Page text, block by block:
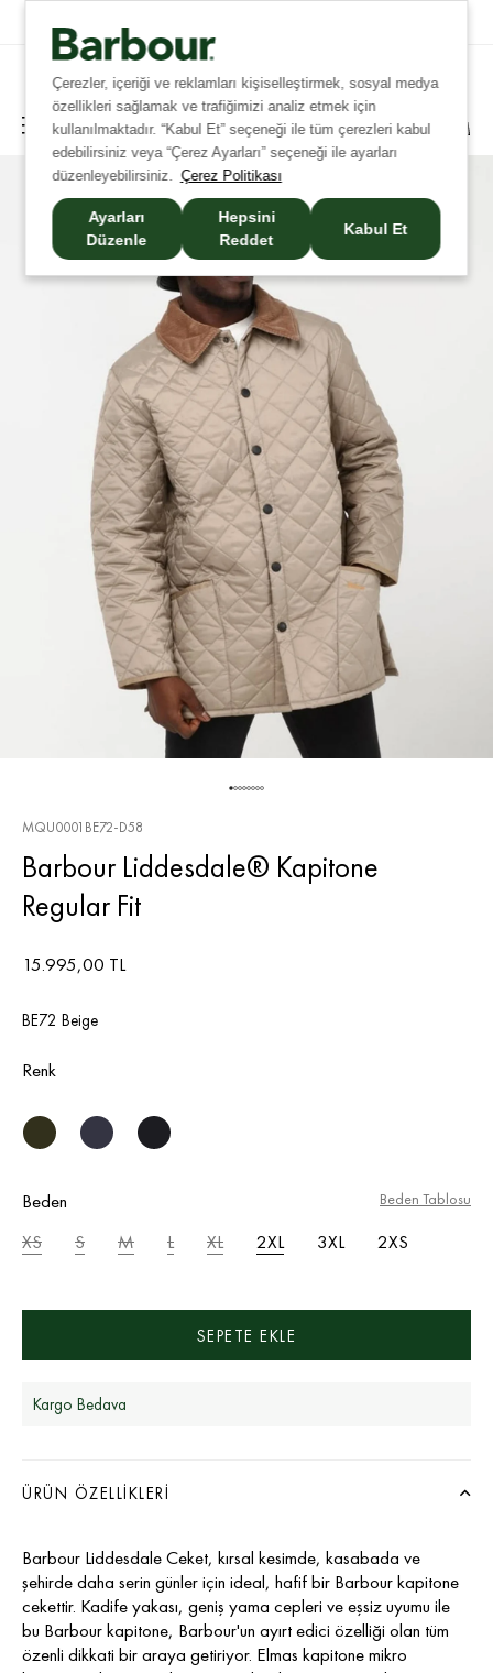
Çerezler, içeriği ve reklamları kişiselleştirmek, sosyal medya
özellikleri sağlamak ve trafiğimizi analiz etmek için
kullanılmaktadır. “Kabul Et” seçeneği ile tüm çerezleri kabul
edebilirsiniz veya “Çerez Ayarları” seçeneği ile ayarları
düzenleyebilirsiniz. Çerez Politikası
Ayarları
Düzenle
Hepsini
Reddet
Kabul Et
MQU0001BE72-D58
Barbour Liddesdale® Kapitone
Regular Fit
15.995,00 TL
BE72 Beige
Renk
Beden
XS
S M L XL 2XL 3XL 2XS
Beden Tablosu
Kargo Bedava
ÜRÜN ÖZELLIKLERI
Barbour Liddesdale Ceket, kırsal kesimde, kasabada ve
şehirde daha serin günler için ideal, hafif bir Barbour kapitone
cekettir. Kadife yakası, geniş yama cepleri ve eşsiz uyumu ile
bu Barbour kapitone, Barbour'un ayırt edici özelliği olan tüm
özenli dikkati bir araya getiriyor. Elmas kapitone mikro